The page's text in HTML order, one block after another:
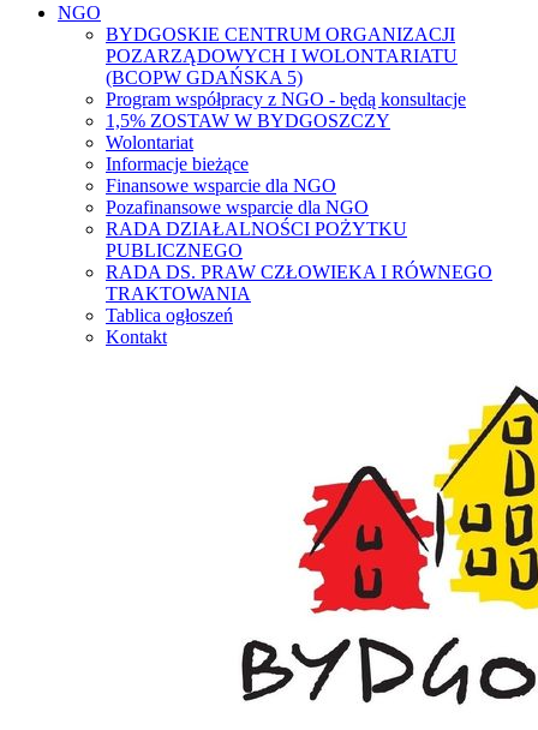
NGO
BYDGOSKIE CENTRUM ORGANIZACJI
POZARZĄDOWYCH I WOLONTARIATU
(BCOPW GDAŃSKA 5)
Program współpracy z NGO - będą konsultacje
1,5% ZOSTAW W BYDGOSZCZY
Wolontariat
Informacje bieżące
Finansowe wsparcie dla NGO
Pozafinansowe wsparcie dla NGO
RADA DZIAŁALNOŚCI POŻYTKU
PUBLICZNEGO
RADA DS. PRAW CZŁOWIEKA I RÓWNEGO
TRAKTOWANIA
Tablica ogłoszeń
Kontakt